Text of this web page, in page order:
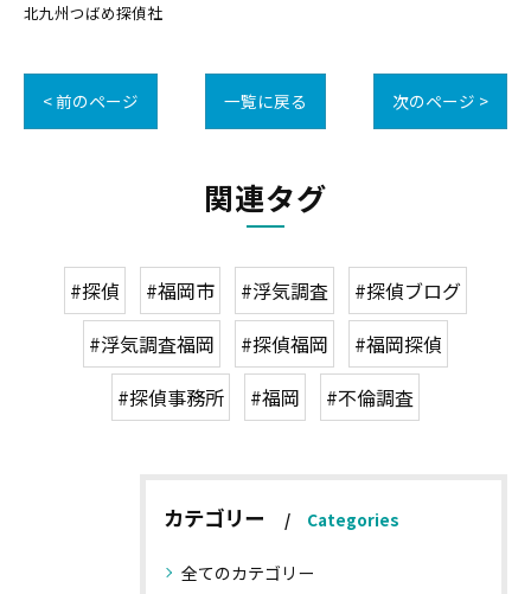
北九州つばめ探偵社
< 前のページ 一覧に戻る 次のページ >
関連タグ
#探偵 #福岡市 #浮気調査
#探偵ブログ
#浮気調査福岡
#探偵福岡
#福岡探偵
#探偵事務所
#福岡 #不倫調査
カテゴリー Categories
全てのカテゴリー